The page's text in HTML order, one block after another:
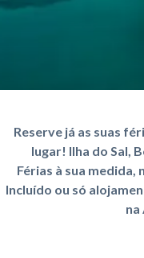
Reserve já as suas
lugar! Ilha do Sal,
Férias à sua medida,
Incluído ou só
na